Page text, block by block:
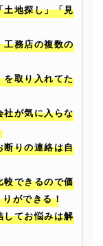
土地探し」「見
工務店の複数の
を取り入れてた
社が気に入らな
断りの連絡は自
較できるので価
ができる！
してお悩みは解